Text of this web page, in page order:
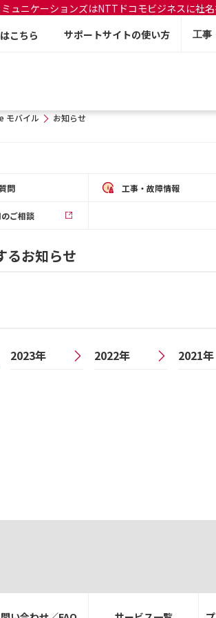
ュニケーションズはNTTドコモビジネスに社
こちら サポートサイトの使い方 工事
モバイル お知らせ
問 工事・故障情報
ご相談
お知らせ
2023年 2022年 2021年